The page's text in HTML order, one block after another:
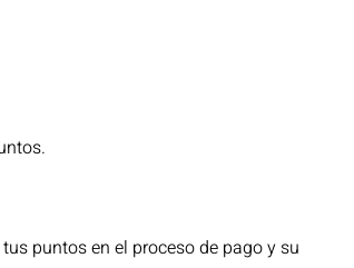
puntos en el proceso de pago y su